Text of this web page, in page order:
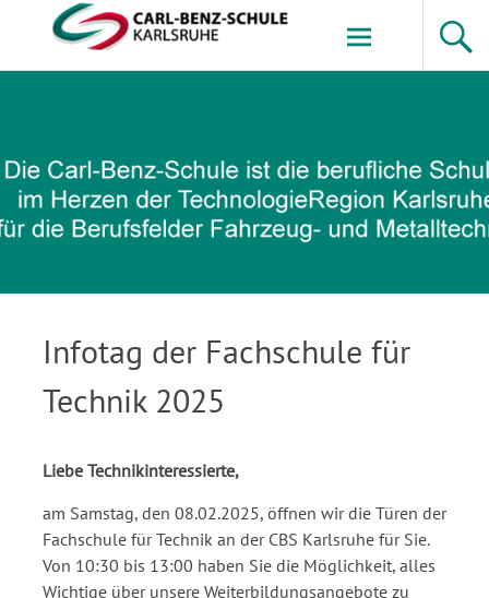
Zum
Inhalt
springen
Infotag der Fachschule für
Technik 2025
Liebe Technikinteressierte,
am Samstag, den 08.02.2025, öffnen wir die Türen der
Fachschule für Technik an der CBS Karlsruhe für Sie.
Von 10:30 bis 13:00 haben Sie die Möglichkeit, alles
Wichtige über unsere Weiterbildungsangebote zu